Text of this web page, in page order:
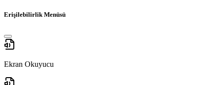
Erişilebilirlik Menüsü
Ekran Okuyucu